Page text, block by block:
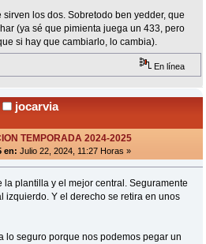
los dos. Sobretodo ben yedder, que
(ya sé que pimienta juega un 433, pero
si hay que cambiarlo, lo cambia).
En línea
jocarvia
TEMPORADA 2024-2025
en: Julio 22, 2024, 11:27 Horas »
plantilla y el mejor central. Seguramente
izquierdo. Y el derecho se retira en unos
lo seguro porque nos podemos pegar un